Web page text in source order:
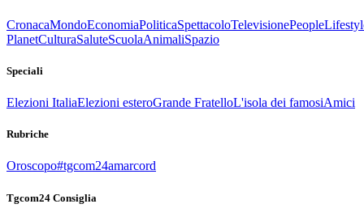
CronacaMondoEconomiaPoliticaSpettacoloTelevisionePeople
PlanetCulturaSaluteScuolaAnimaliSpazio
Speciali
Elezioni ItaliaElezioni esteroGrande FratelloL'isola dei famosiAmici
Rubriche
Oroscopo#tgcom24amarcord
Tgcom24 Consiglia